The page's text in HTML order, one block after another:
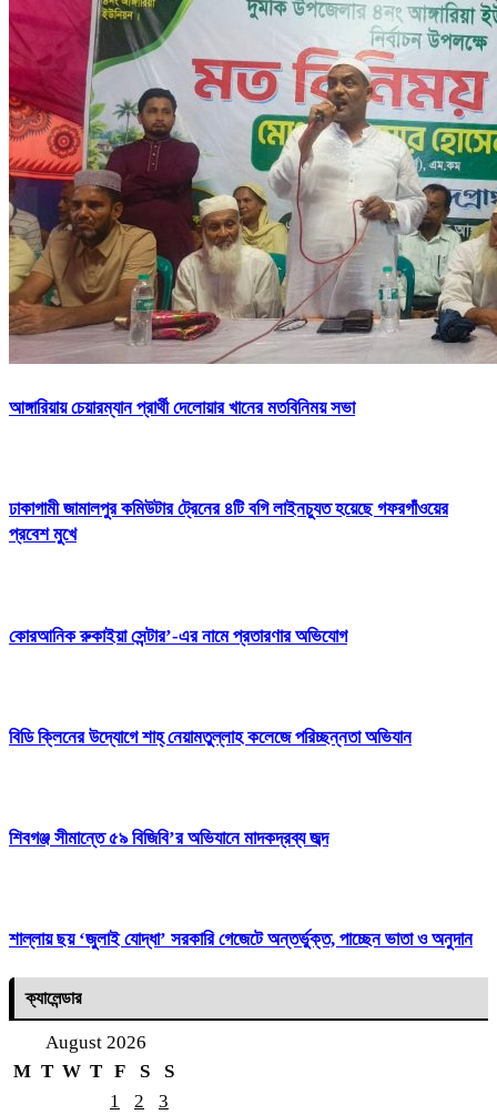
আঙ্গারিয়ায় চেয়ারম্যান প্রার্থী দেলোয়ার খানের মতবিনিময় সভা
ঢাকাগামী জামালপুর কমিউটার ট্রেনের ৪টি বগি লাইনচ্যুত হয়েছে গফরগাঁওয়ের
প্রবেশ মুখে
কোরআনিক রুকাইয়া সেন্টার’-এর নামে প্রতারণার অভিযোগ
বিডি ক্লিনের উদ্যোগে শাহ্ নেয়ামতুল্লাহ কলেজে পরিচ্ছন্নতা অভিযান
শিবগঞ্জ সীমান্তে ৫৯ বিজিবি’র অভিযানে মাদকদ্রব্য জব্দ
শাল্লায় ছয় ‘জুলাই যোদ্ধা’ সরকারি গেজেটে অন্তর্ভুক্ত, পাচ্ছেন ভাতা ও অনুদান
ক্যালেন্ডার
August 2026
M T W T F S
S
1
2
3